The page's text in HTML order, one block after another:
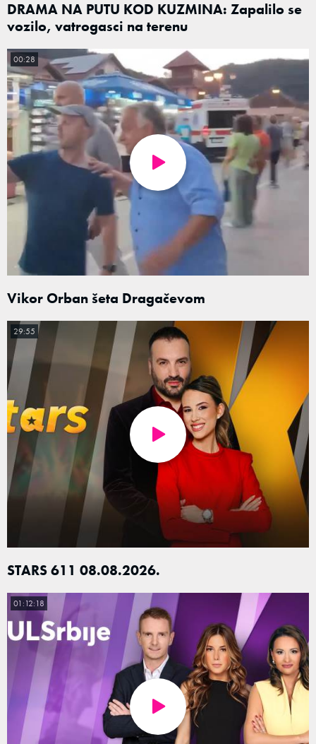
DRAMA NA PUTU KOD KUZMINA: Zapalilo se
vozilo, vatrogasci na terenu
Vikor Orban šeta Dragačevom
00:28
STARS 611 08.08.2026.
29:55
01:12:18